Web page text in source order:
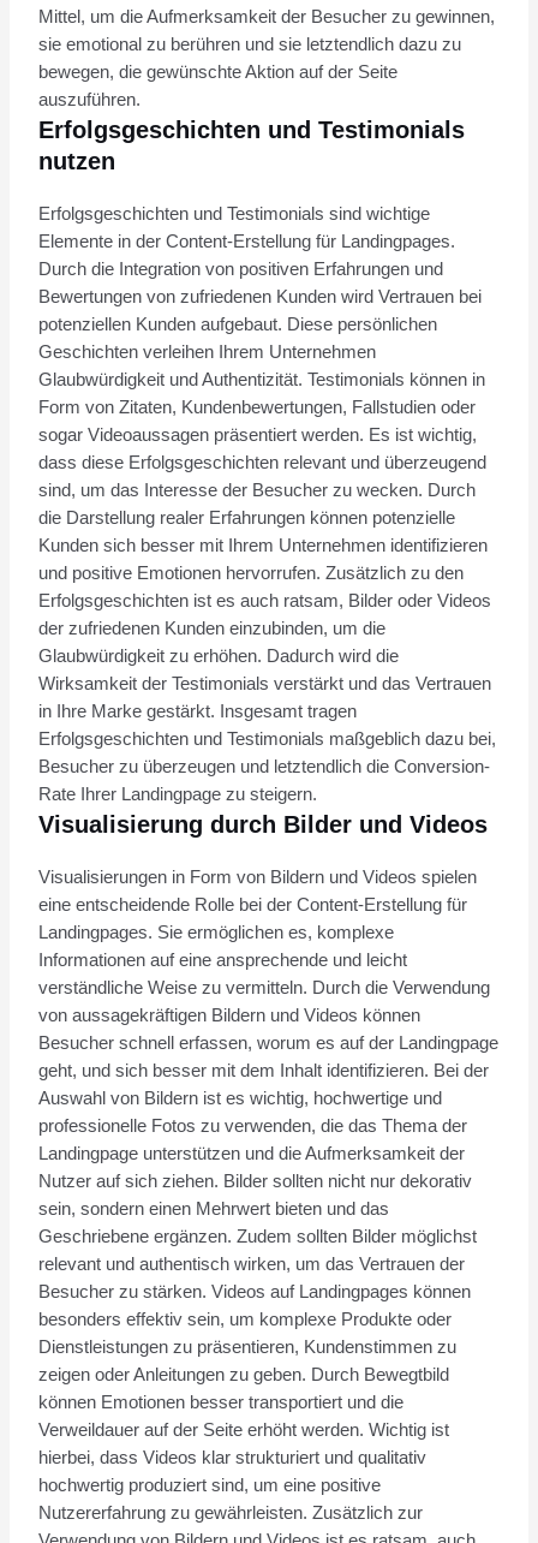
Mittel, um die Aufmerksamkeit der Besucher zu gewinnen,
sie emotional zu berühren und sie letztendlich dazu zu
bewegen, die gewünschte Aktion auf der Seite
auszuführen.
Erfolgsgeschichten und Testimonials
nutzen
Erfolgsgeschichten und Testimonials sind wichtige
Elemente in der Content-Erstellung für Landingpages.
Durch die Integration von positiven Erfahrungen und
Bewertungen von zufriedenen Kunden wird Vertrauen bei
potenziellen Kunden aufgebaut. Diese persönlichen
Geschichten verleihen Ihrem Unternehmen
Glaubwürdigkeit und Authentizität. Testimonials können in
Form von Zitaten, Kundenbewertungen, Fallstudien oder
sogar Videoaussagen präsentiert werden. Es ist wichtig,
dass diese Erfolgsgeschichten relevant und überzeugend
sind, um das Interesse der Besucher zu wecken. Durch
die Darstellung realer Erfahrungen können potenzielle
Kunden sich besser mit Ihrem Unternehmen identifizieren
und positive Emotionen hervorrufen. Zusätzlich zu den
Erfolgsgeschichten ist es auch ratsam, Bilder oder Videos
der zufriedenen Kunden einzubinden, um die
Glaubwürdigkeit zu erhöhen. Dadurch wird die
Wirksamkeit der Testimonials verstärkt und das Vertrauen
in Ihre Marke gestärkt. Insgesamt tragen
Erfolgsgeschichten und Testimonials maßgeblich dazu bei,
Besucher zu überzeugen und letztendlich die Conversion-
Rate Ihrer Landingpage zu steigern.
Visualisierung durch Bilder und Videos
Visualisierungen in Form von Bildern und Videos spielen
eine entscheidende Rolle bei der Content-Erstellung für
Landingpages. Sie ermöglichen es, komplexe
Informationen auf eine ansprechende und leicht
verständliche Weise zu vermitteln. Durch die Verwendung
von aussagekräftigen Bildern und Videos können
Besucher schnell erfassen, worum es auf der Landingpage
geht, und sich besser mit dem Inhalt identifizieren. Bei der
Auswahl von Bildern ist es wichtig, hochwertige und
professionelle Fotos zu verwenden, die das Thema der
Landingpage unterstützen und die Aufmerksamkeit der
Nutzer auf sich ziehen. Bilder sollten nicht nur dekorativ
sein, sondern einen Mehrwert bieten und das
Geschriebene ergänzen. Zudem sollten Bilder möglichst
relevant und authentisch wirken, um das Vertrauen der
Besucher zu stärken. Videos auf Landingpages können
besonders effektiv sein, um komplexe Produkte oder
Dienstleistungen zu präsentieren, Kundenstimmen zu
zeigen oder Anleitungen zu geben. Durch Bewegtbild
können Emotionen besser transportiert und die
Verweildauer auf der Seite erhöht werden. Wichtig ist
hierbei, dass Videos klar strukturiert und qualitativ
hochwertig produziert sind, um eine positive
Nutzererfahrung zu gewährleisten. Zusätzlich zur